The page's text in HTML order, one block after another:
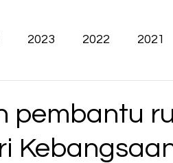
2023 2022 2021
pembantu